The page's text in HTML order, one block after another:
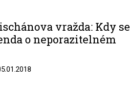
vražda: Kdy se
o neporazitelném